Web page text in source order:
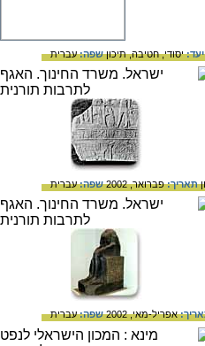
יסודי,חטיבה,תיכוןשפה:עברית
תאריך:פברואר, 2002 שפה:עברית
אפריל-מאי, 2002 שפה:עברית